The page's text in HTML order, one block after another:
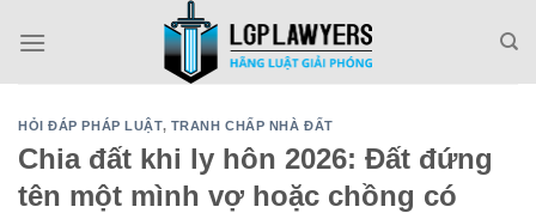
HỎI ĐÁP PHÁP LUẬT, TRANH CHẤP NHÀ ĐẤT
Chia đất khi ly hôn 2026: Đất đứng
tên một mình vợ hoặc chồng có